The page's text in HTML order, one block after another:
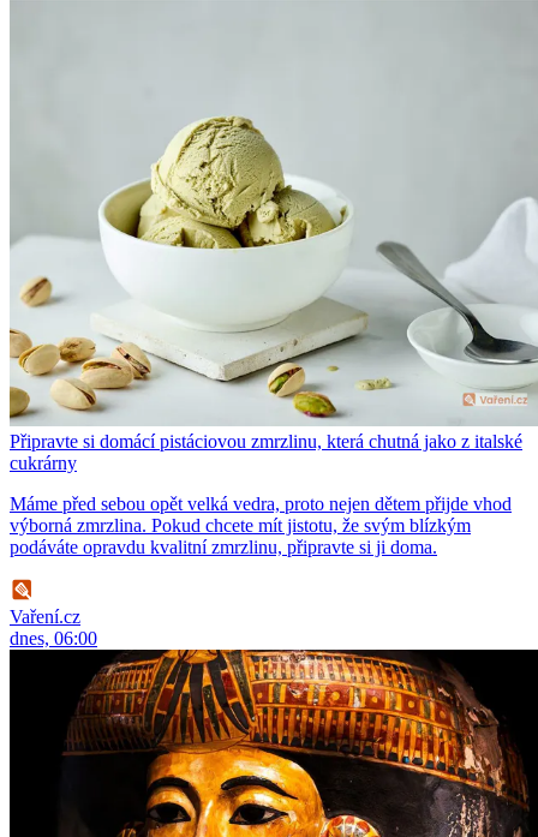
Připravte si domácí pistáciovou zmrzlinu, která chutná jako z italské
cukrárny
Máme před sebou opět velká vedra, proto nejen dětem přijde vhod
výborná zmrzlina. Pokud chcete mít jistotu, že svým blízkým
podáváte opravdu kvalitní zmrzlinu, připravte si ji doma.
Vaření.cz
dnes, 06:00